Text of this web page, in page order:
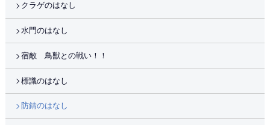
クラゲのはなし
水門のはなし
宿敵 鳥獣との戦い！！
標識のはなし
防錆のはなし